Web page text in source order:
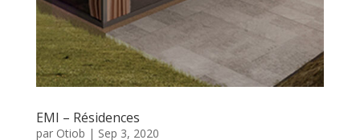
EMI – Résidences
par Otiob | Sep 3, 2020